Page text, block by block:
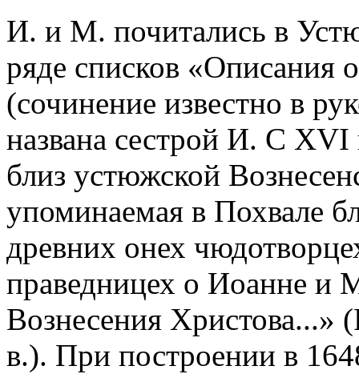
И. и М. почитались в
ряде списков «Описания
(сочинение известно в
названа сестрой И. С XVI
близ устюжской
упоминаемая в Похвале
древних онех
праведницех о Иоанне и
Вознесения
в.). При построении в